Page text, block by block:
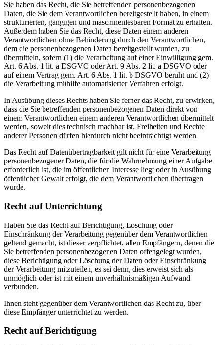
Sie haben das Recht, die Sie betreffenden personenbezogenen
Daten, die Sie dem Verantwortlichen bereitgestellt haben, in einem
strukturierten, gängigen und maschinenlesbaren Format zu erhalten.
Außerdem haben Sie das Recht, diese Daten einem anderen
Verantwortlichen ohne Behinderung durch den Verantwortlichen,
dem die personenbezogenen Daten bereitgestellt wurden, zu
übermitteln, sofern (1) die Verarbeitung auf einer Einwilligung gem.
Art. 6 Abs. 1 lit. a DSGVO oder Art. 9 Abs. 2 lit. a DSGVO oder
auf einem Vertrag gem. Art. 6 Abs. 1 lit. b DSGVO beruht und (2)
die Verarbeitung mithilfe automatisierter Verfahren erfolgt.
In Ausübung dieses Rechts haben Sie ferner das Recht, zu erwirken,
dass die Sie betreffenden personenbezogenen Daten direkt von
einem Verantwortlichen einem anderen Verantwortlichen übermittelt
werden, soweit dies technisch machbar ist. Freiheiten und Rechte
anderer Personen dürfen hierdurch nicht beeinträchtigt werden.
Das Recht auf Datenübertragbarkeit gilt nicht für eine Verarbeitung
personenbezogener Daten, die für die Wahrnehmung einer Aufgabe
erforderlich ist, die im öffentlichen Interesse liegt oder in Ausübung
öffentlicher Gewalt erfolgt, die dem Verantwortlichen übertragen
wurde.
Recht auf Unterrichtung
Haben Sie das Recht auf Berichtigung, Löschung oder
Einschränkung der Verarbeitung gegenüber dem Verantwortlichen
geltend gemacht, ist dieser verpflichtet, allen Empfängern, denen die
Sie betreffenden personenbezogenen Daten offengelegt wurden,
diese Berichtigung oder Löschung der Daten oder Einschränkung
der Verarbeitung mitzuteilen, es sei denn, dies erweist sich als
unmöglich oder ist mit einem unverhältnismäßigen Aufwand
verbunden.
Ihnen steht gegenüber dem Verantwortlichen das Recht zu, über
diese Empfänger unterrichtet zu werden.
Recht auf Berichtigung